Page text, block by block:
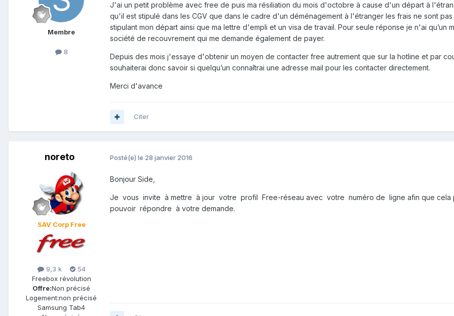
Membre
8
J'ai un petit problème avec free de puis ma résiliation du mois d'octobre à cause d'un départ à
qu'il est stipulé dans les CGV que dans le cadre d'un déménagement à l'étranger les frais ne sont
stipulant mon départ ainsi que ma lettre d'empli et un visa de travail. Pour seule réponse je n'ai qu’un
société de recouvrement qui me demande également de payer.
Depuis des mois j'essaye d'obtenir un moyen de contacter free autrement que sur la hotline et par
souhaiterai donc savoir si quelqu’un connaîtrai une adresse mail pour les contacter directement.
Merci d'avance
Citer
noreto
SAV Corp Free
9,3 k
54
Freebox révolution
Offre:Non précisé
Logement:non précisé
Samsung Tab4
Posté(e) le 28 janvier 2016
Bonjour Side,
Je vous invite à mettre à jour votre profil Free-réseau avec votre numéro de ligne afin que
pouvoir répondre à votre demande.